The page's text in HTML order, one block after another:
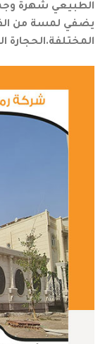
الطبيعي شهرة
يضفي لمسة من
المختلفة.الحجارة